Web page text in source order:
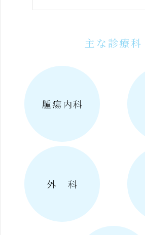
主な診療科
腫瘍内科
外 科